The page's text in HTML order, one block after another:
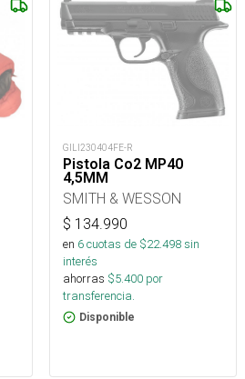
GILI230404FE-R
Pistola Co2 MP40
4,5MM
SMITH & WESSON
$ 134.990
en 6cuotas de $22.498sin
interés
ahorras $5.400 por
transferencia.
Disponible